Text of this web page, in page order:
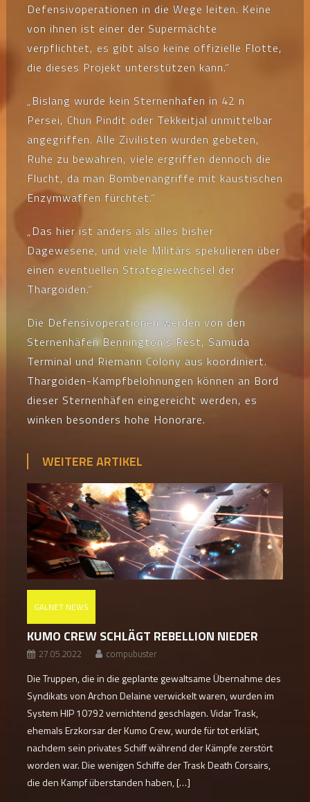
Defensivoperationen in die Wege leiten. Keine
von ihnen ist einer der Supermächte
verpflichtet, es gibt also keine offizielle Flotte,
die dieses Projekt unterstützen kann.“
„Bislang wurde kein Sternenhafen in 42 n
Persei, Chun Pindit oder Tekkeitjal unmittelbar
angegriffen. Alle Zivilisten wurden gebeten,
Ruhe zu bewahren, viele ergriffen dennoch die
Flucht, da man Bombenangriffe mit kaustischen
Enzymwaffen fürchtet.“
„Das hier ist anders als alles bisher
Dagewesene, und viele Militärs spekulieren über
einen eventuellen Strategiewechsel der
Thargoiden.“
Die Defensivoperationen werden von den
Sternenhäfen Bennington’s Rest, Samuda
Terminal und Riemann Colony aus koordiniert.
Thargoiden-Kampfbelohnungen können an Bord
dieser Sternenhäfen eingereicht werden, es
winken besonders hohe Honorare.
WEITERE ARTIKEL
GALNET NEWS
KUMO CREW SCHLÄGT REBELLION NIEDER
27.05.2022 compubuster
Die Truppen, die in die geplante gewaltsame Übernahme des
Syndikats von Archon Delaine verwickelt waren, wurden im
System HIP 10792 vernichtend geschlagen. Vidar Trask,
ehemals Erzkorsar der Kumo Crew, wurde für tot erklärt,
nachdem sein privates Schiff während der Kämpfe zerstört
worden war. Die wenigen Schiffe der Trask Death Corsairs,
die den Kampf überstanden haben, […]